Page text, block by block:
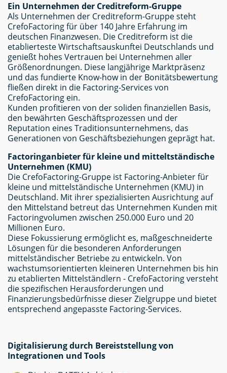
Ein Unternehmen der Creditreform-Gruppe
Als Unternehmen der Creditreform-Gruppe steht
CrefoFactoring für über 140 Jahre Erfahrung im
deutschen Finanzwesen. Die Creditreform ist die
etablierteste Wirtschaftsauskunftei Deutschlands und
genießt hohes Vertrauen bei Unternehmen aller
Größenordnungen. Diese langjährige Marktpräsenz
und das fundierte Know-how in der Bonitätsbewertung
fließen direkt in die Factoring-Services von
CrefoFactoring ein.
Kunden profitieren von der soliden finanziellen Basis,
den bewährten Geschäftsprozessen und der
Reputation eines Traditionsunternehmens, das
Generationen von Geschäftsbeziehungen geprägt hat.
Factoringanbieter für kleine und mitteltständische
Unternehmen (KMU)
Die CrefoFactoring-Gruppe ist Factoring-Anbieter für
kleine und mittelständische Unternehmen (KMU) in
Deutschland. Mit ihrer spezialisierten Ausrichtung auf
den Mittelstand betreut das Unternehmen Kunden mit
Factoringvolumen zwischen 250.000 Euro und 20
Millionen Euro.
Diese Fokussierung ermöglicht es, maßgeschneiderte
Lösungen für die besonderen Anforderungen
mittelständischer Betriebe zu entwickeln. Von
wachstumsorientierten kleineren Unternehmen bis hin
zu etablierten Mittelständlern - CrefoFactoring versteht
die spezifischen Herausforderungen und
Finanzierungsbedürfnisse dieser Zielgruppe und bietet
entsprechend angepasste Factoring-Services.
Digitalisierung durch Bereiststellung von
Integrationen und Tools